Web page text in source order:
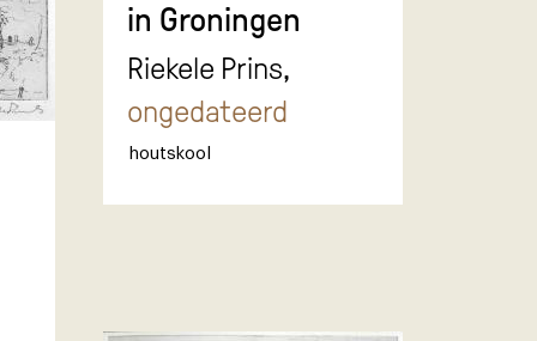
in Groningen
Riekele Prins,
ongedateerd
houtskool